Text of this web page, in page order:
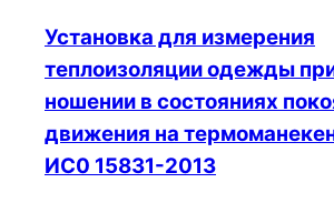
Установка для измерения
теплоизоляции одежды
ношении в состояниях
движения на
ИС0 15831-2013